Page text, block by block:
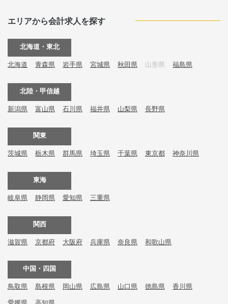
エリアから会計求人を探す
北海道・東北
北海道 青森県 岩手県 宮城県 秋田県 山形県 福島県
北陸・甲信越
新潟県 富山県 石川県 福井県 山梨県 長野県
関東
茨城県 栃木県 群馬県 埼玉県 千葉県 東京都 神奈川県
東海
岐阜県 静岡県 愛知県 三重県
関西
滋賀県 京都府 大阪府 兵庫県 奈良県 和歌山県
中国・四国
鳥取県 島根県 岡山県 広島県 山口県 徳島県 香川県